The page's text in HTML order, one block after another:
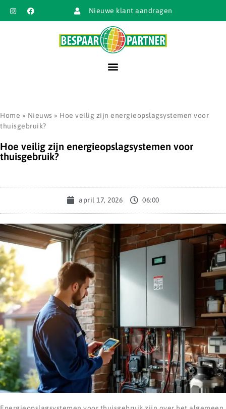
Nieuwe klant aandragen
Home » Nieuws » Hoe veilig zijn energieopslagsystemen voor
thuisgebruik?
Hoe veilig zijn energieopslagsystemen voor
thuisgebruik?
april 17, 2026 06:00